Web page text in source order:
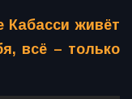
Кабасси живёт
всё – только